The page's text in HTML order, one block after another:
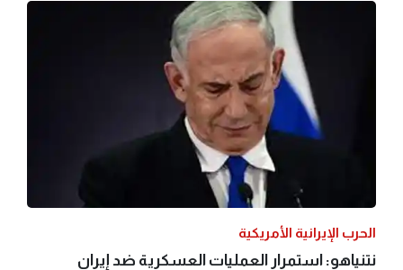
الحرب الإيرانية الأمريكية
نتنياهو: استمرار العمليات العسكرية ضد إيران